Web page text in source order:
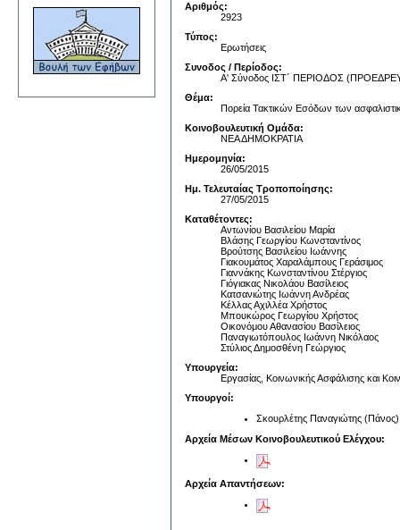
Αριθμός:
2923
Τύπος:
Ερωτήσεις
Συνοδος / Περίοδος:
Α' Σύνοδος ΙΣΤ΄ ΠΕΡΙΟΔΟΣ
Θέμα:
Πορεία Τακτικών Εσόδων των
Κοινοβουλευτική Ομάδα:
ΝΕΑ ΔΗΜΟΚΡΑΤΙΑ
Ημερομηνία:
26/05/2015
Ημ. Τελευταίας Τροποποίησης:
27/05/2015
Καταθέτοντες:
Αντωνίου Βασιλείου Μαρία
Βλάσης Γεωργίου Κωνσταντίνος
Βρούτσης Βασιλείου Ιωάννης
Γιακουμάτος Χαραλάμπους Γεράσιμος
Γιαννάκης Κωνσταντίνου Στέργιος
Γιόγιακας Νικολάου Βασίλειος
Κατσανιώτης Ιωάννη Ανδρέας
Κέλλας Αχιλλέα Χρήστος
Μπουκώρος Γεωργίου Χρήστος
Οικονόμου Αθανασίου Βασίλειος
Παναγιωτόπουλος Ιωάννη Νικόλαος
Στύλιος Δημοσθένη Γεώργιος
Υπουργεία:
Εργασίας, Κοινωνικής Ασφάλισης και
Υπουργοί:
Σκουρλέτης Παναγιώτης
Αρχεία Μέσων Κοινοβουλευτικού Ελέγχου:
Αρχεία Απαντήσεων: